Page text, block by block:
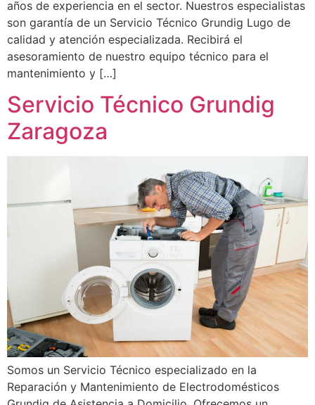
años de experiencia en el sector. Nuestros especialistas
son garantía de un Servicio Técnico Grundig Lugo de
calidad y atención especializada. Recibirá el
asesoramiento de nuestro equipo técnico para el
mantenimiento y […]
Servicio Técnico Grundig
Zaragoza
Somos un Servicio Técnico especializado en la
Reparación y Mantenimiento de Electrodomésticos